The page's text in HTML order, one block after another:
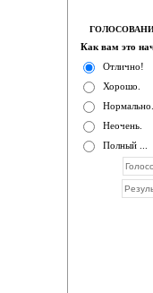
Как вам это
Отлично!
Хорошо.
Нормально.
Неочень.
Полный ...